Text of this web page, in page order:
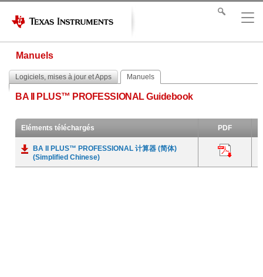
Manuels
Logiciels, mises à jour et Apps Manuels
BA II PLUS™ PROFESSIONAL Guidebook
Eléments téléchargés PDF
BA II PLUS™ PROFESSIONAL 计算器 (简体)
(Simplified Chinese)